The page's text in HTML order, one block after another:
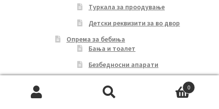
Туркала за проодување
Детски реквизити за во двор
Опрема за бебиња
Бања и тоалет
Безбедносни апарати
Игрални
0